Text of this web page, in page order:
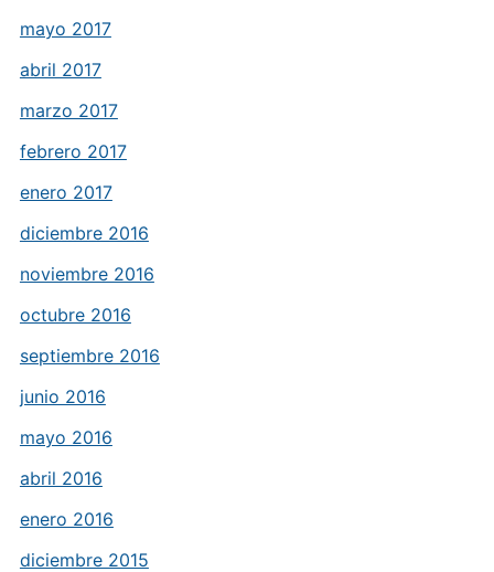
mayo 2017
abril 2017
marzo 2017
febrero 2017
enero 2017
diciembre 2016
noviembre 2016
octubre 2016
septiembre 2016
junio 2016
mayo 2016
abril 2016
enero 2016
diciembre 2015